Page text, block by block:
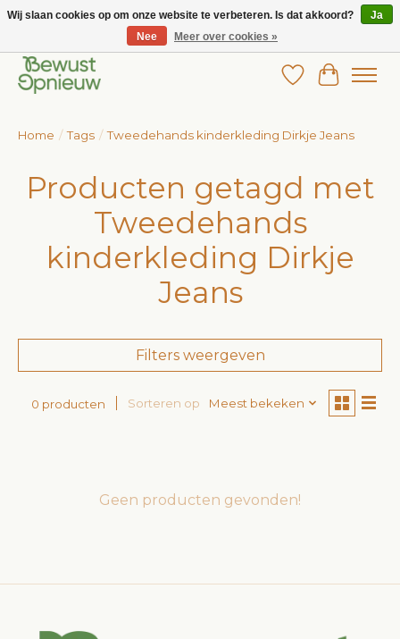
Wij bieden het grootste aanbod in betaalbare kinderkleding!
Verlanglijst
Home / Tags / Tweedehands kinderkleding Dirkje Jeans
Producten getagd met
Tweedehands
kinderkleding Dirkje
Jeans
Filters weergeven
0 producten Sorteren op Meest bekeken
Geen producten gevonden!
Wij slaan cookies op om onze website te verbeteren. Is dat akkoord?
Ja
Nee
Meer over cookies »